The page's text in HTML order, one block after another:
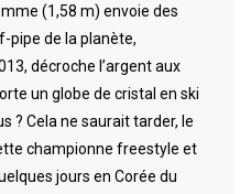
(1,58 m) envoie des
pipe de la planète,
décroche l’argent aux
un globe de cristal en ski
? Cela ne saurait tarder, le
championne freestyle et
jours en Corée du